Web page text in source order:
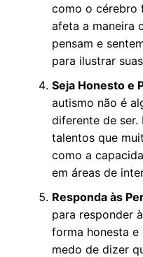
como o cérebro
afeta a maneira
pensam e
para ilustrar
Seja Honesto e
autismo não é
diferente de ser.
talentos que
como a
em áreas de
Responda às
para responder
forma honesta e
medo de dizer